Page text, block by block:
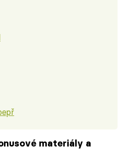
materiály a